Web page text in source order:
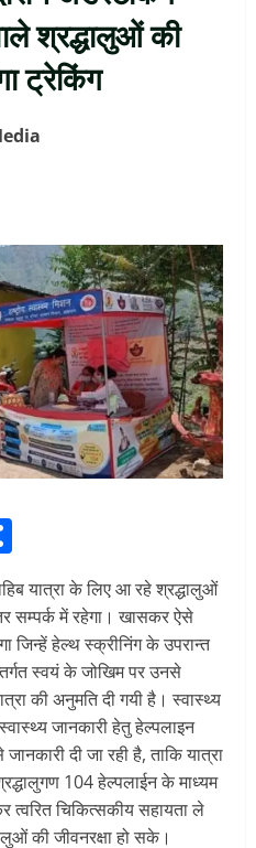
श्रद्धालुओं की
ट्रेकिंग
यात्रा के लिए आ रहे श्रद्धालुओं
सम्पर्क में रहेगा। खासकर ऐसे
जिन्हें हेल्थ स्क्रीनिंग के उपरान्त
स्वयं के जोखिम पर उनसे
की अनुमति दी गयी है। स्वास्थ्य
स्वास्थ्य जानकारी हेतु हेल्पलाइन
दी जा रही है, ताकि यात्रा
104 हेल्पलाईन के माध्यम
त्वरित चिकित्सकीय सहायता ले
की जीवनरक्षा हो सके।